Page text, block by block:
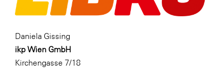
Daniela Gissing
ikp Wien GmbH
Kirchengasse 7/18